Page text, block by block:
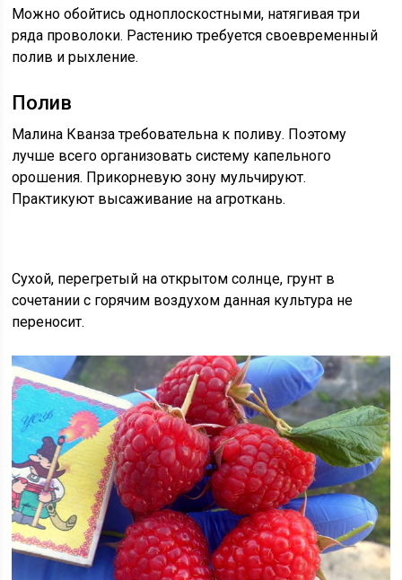
Можно обойтись одноплоскостными, натягивая три
ряда проволоки. Растению требуется своевременный
полив и рыхление.
Полив
Малина Кванза требовательна к поливу. Поэтому
лучше всего организовать систему капельного
орошения. Прикорневую зону мульчируют.
Практикуют высаживание на агроткань.
Сухой, перегретый на открытом солнце, грунт в
сочетании с горячим воздухом данная культура не
переносит.